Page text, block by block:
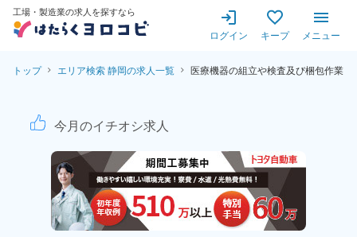
工場・製造業の求人を探すなら
ログイン キープ メニュー
トップ エリア検索 静岡の求人一覧 医療機器の組立や検査及び梱包作業
医療機器の組立や検査及び
今月のイチオシ求人